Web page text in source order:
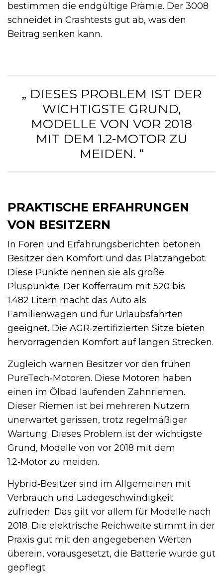
bestimmen die endgültige Prämie. Der 3008
schneidet in Crashtests gut ab, was den
Beitrag senken kann.
„ DIESES PROBLEM IST DER
WICHTIGSTE GRUND,
MODELLE VON VOR 2018
MIT DEM 1.2‑MOTOR ZU
MEIDEN. “
PRAKTISCHE ERFAHRUNGEN
VON BESITZERN
In Foren und Erfahrungsberichten betonen
Besitzer den Komfort und das Platzangebot.
Diese Punkte nennen sie als große
Pluspunkte. Der Kofferraum mit 520 bis
1.482 Litern macht das Auto als
Familienwagen und für Urlaubsfahrten
geeignet. Die AGR‑zertifizierten Sitze bieten
hervorragenden Komfort auf langen Strecken.
Zugleich warnen Besitzer vor den frühen
PureTech‑Motoren. Diese Motoren haben
einen im Ölbad laufenden Zahnriemen.
Dieser Riemen ist bei mehreren Nutzern
unerwartet gerissen, trotz regelmäßiger
Wartung. Dieses Problem ist der wichtigste
Grund, Modelle von vor 2018 mit dem
1.2‑Motor zu meiden.
Hybrid‑Besitzer sind im Allgemeinen mit
Verbrauch und Ladegeschwindigkeit
zufrieden. Das gilt vor allem für Modelle nach
2018. Die elektrische Reichweite stimmt in der
Praxis gut mit den angegebenen Werten
überein, vorausgesetzt, die Batterie wurde gut
gepflegt.